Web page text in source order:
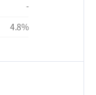
-
4.8%